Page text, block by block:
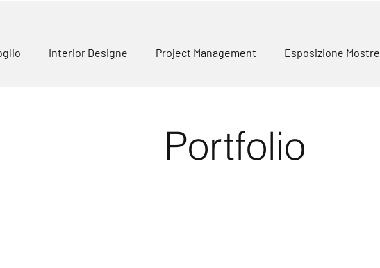
Interior Designe Project Management Esposizione Mostre
Portfolio